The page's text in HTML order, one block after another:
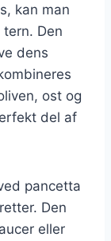
kan man
Den
dens
ost og
del af
pancetta
Den
eller